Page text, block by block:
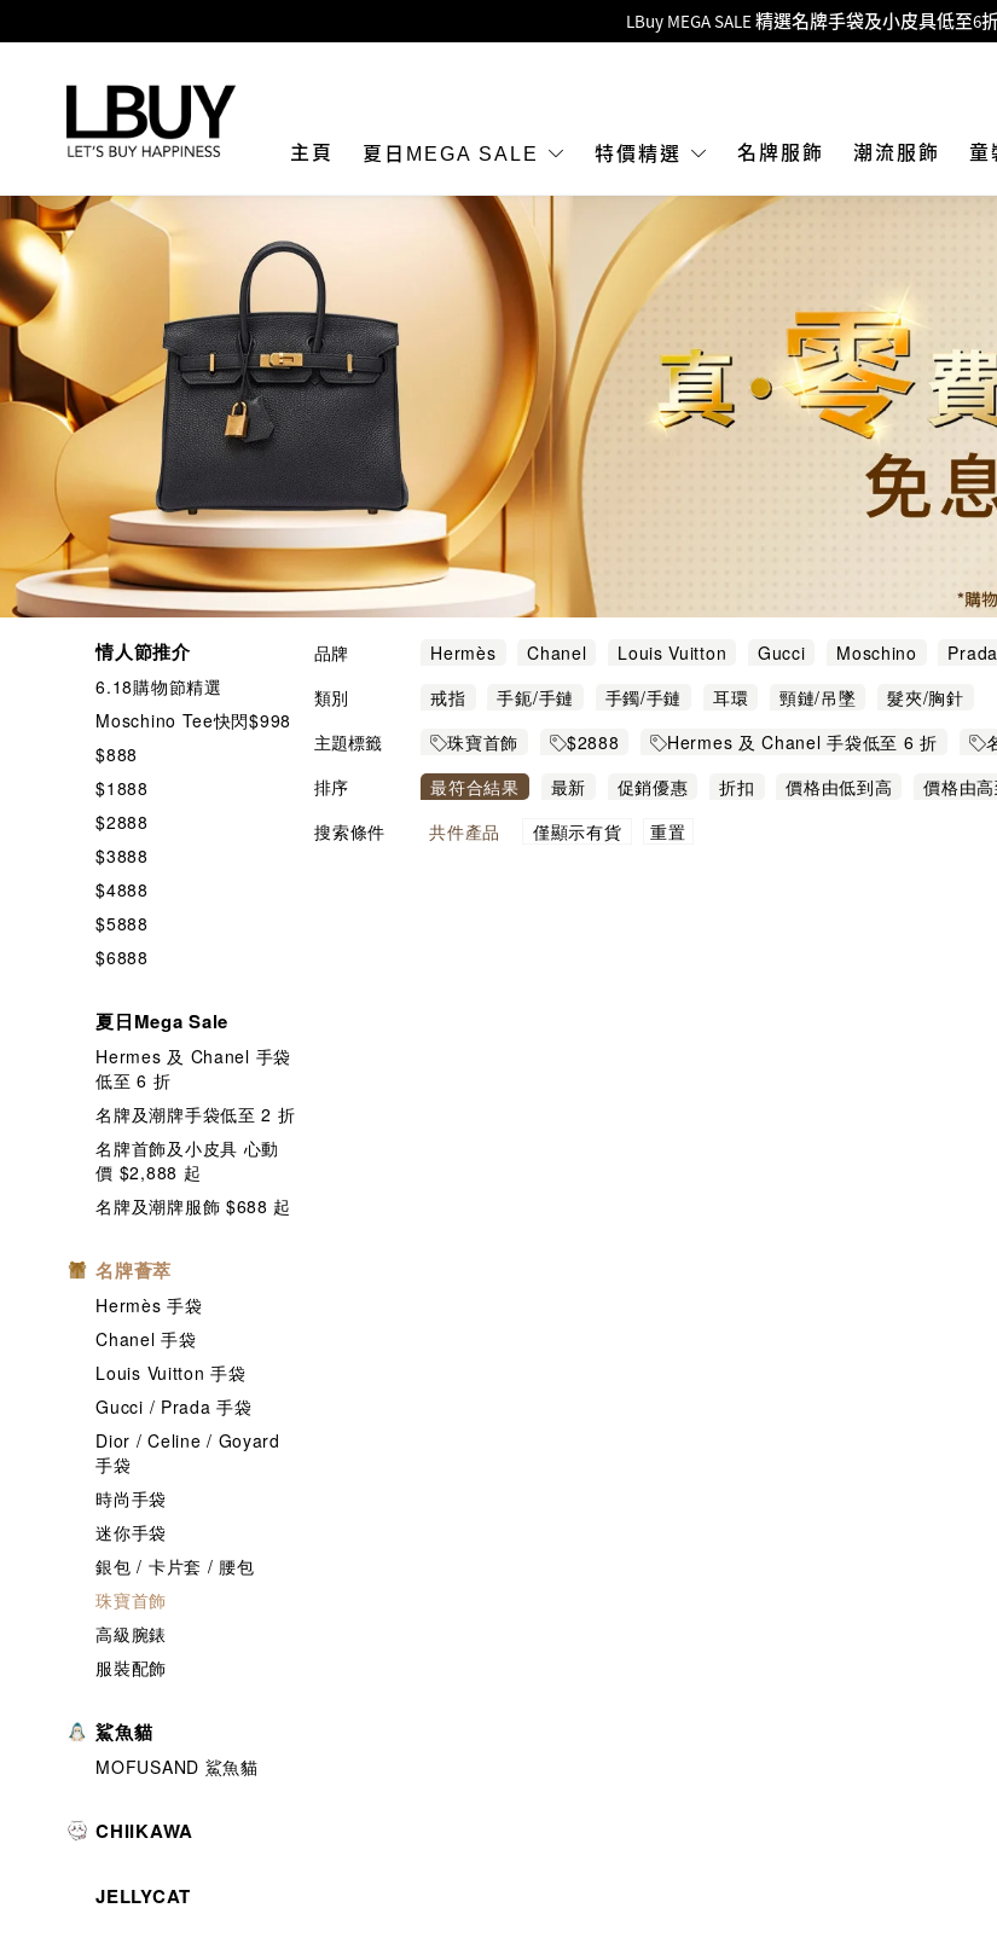
Goyard Hobo / Hobo Mini人氣限量特別版限時原價低
MOKO 1樓175號鋪旗艦店特設名牌Hermès、CHANEL及
重要通告：銀行轉帳及轉數快付款注意事項
購物滿HKD500即享免運費！
LBuy獲香港知識產權署頒發2026《正版正貨承諾》
LBuy MEGA SALE 精選名牌手袋及小皮具低至6折
主頁 夏日MEGA SALE 特價精選 名牌服飾 潮流服飾 童
情人節推介
6.18購物節精選
Moschino Tee快閃$998
$888
$1888
$2888
$3888
$4888
$5888
$6888
夏日Mega Sale
Hermes 及 Chanel 手袋
低至 6 折
名牌及潮牌手袋低至 2 折
名牌首飾及小皮具 心動
價 $2,888 起
名牌及潮牌服飾 $688 起
名牌薈萃
Hermès 手袋
Chanel 手袋
Louis Vuitton 手袋
Gucci / Prada 手袋
Dior / Celine / Goyard
手袋
時尚手袋
迷你手袋
銀包 / 卡片套 / 腰包
珠寶首飾
高級腕錶
服裝配飾
鯊魚貓
MOFUSAND 鯊魚貓
CHIIKAWA
JELLYCAT
品牌 Hermès Chanel Louis Vuitton Gucci Moschino Prada
Loewe
Miu Miu Saint Laurent Paris Valentino Van
類別
戒指 手鈪/手鏈 手鐲/手鏈 耳環 頸鏈/吊墜
髮夾/胸針
主題標籤
珠寶首飾 $2888 Hermes 及 Chanel 手袋低至 6 折
$3888
$888
排序 最符合結果 最新 促銷優惠 折扣 價格由低到高 價格由
搜索條件
共件產品 僅顯示有貨 重置